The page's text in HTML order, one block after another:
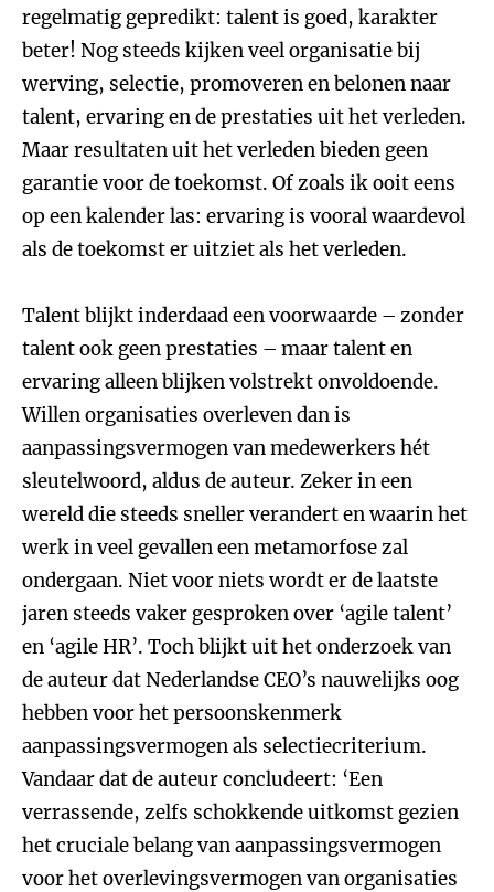
regelmatig gepredikt: talent is goed, karakter
beter! Nog steeds kijken veel organisatie bij
werving, selectie, promoveren en belonen naar
talent, ervaring en de prestaties uit het verleden.
Maar resultaten uit het verleden bieden geen
garantie voor de toekomst. Of zoals ik ooit eens
op een kalender las: ervaring is vooral waardevol
als de toekomst er uitziet als het verleden.
Talent blijkt inderdaad een voorwaarde – zonder
talent ook geen prestaties – maar talent en
ervaring alleen blijken volstrekt onvoldoende.
Willen organisaties overleven dan is
aanpassingsvermogen van medewerkers hét
sleutelwoord, aldus de auteur. Zeker in een
wereld die steeds sneller verandert en waarin het
werk in veel gevallen een metamorfose zal
ondergaan. Niet voor niets wordt er de laatste
jaren steeds vaker gesproken over ‘agile talent’
en ‘agile HR’. Toch blijkt uit het onderzoek van
de auteur dat Nederlandse CEO’s nauwelijks oog
hebben voor het persoonskenmerk
aanpassingsvermogen als selectiecriterium.
Vandaar dat de auteur concludeert: ‘Een
verrassende, zelfs schokkende uitkomst gezien
het cruciale belang van aanpassingsvermogen
voor het overlevingsvermogen van organisaties